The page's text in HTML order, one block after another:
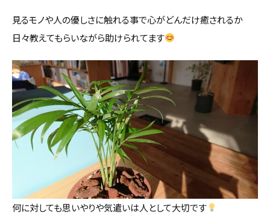
見るモノや人の優しさに触れる事で心がどんだけ癒されるか
日々教えてもらいながら助けられてます
何に対しても思いやりや気遣いは人として大切です